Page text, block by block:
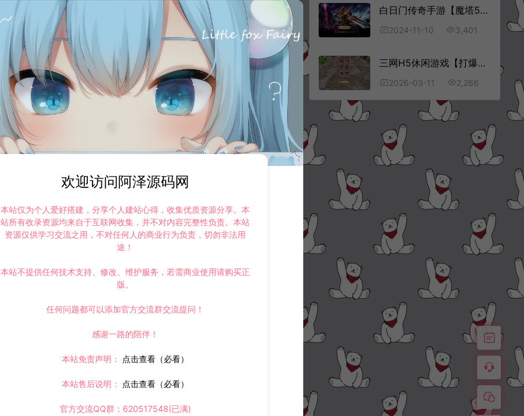
白日门传奇手游【魔塔5无限刀多区跨服内购版】11月最新整理Win一键服务端+管理后台+GM授权后台+安卓+详细搭建教程+视频教程
2024-11-10 3,401
三网H5休闲游戏【打爆你丫H5】3月最新整理Linux手工服务端+Win一键服务端+解压即玩+简易安卓客户端+详细搭建教程
2026-03-11 2,266
欢迎访问阿泽源码网
本站仅为个人爱好搭建，分享个人建站心得，收集优质资源分享。本
站所有收录资源均来自于互联网收集，并不对内容完整性负责。本站
资源仅供学习交流之用，不对任何人的商业行为负责，切勿非法用
途！
本站不提供任何技术支持、修改、维护服务，若需商业使用请购买正
版。
任何问题都可以添加官方交流群交流提问！
感谢一路的陪伴！
本站免责声明： 点击查看（必看）
本站售后说明： 点击查看（必看）
官方交流QQ群：620517548(已满)